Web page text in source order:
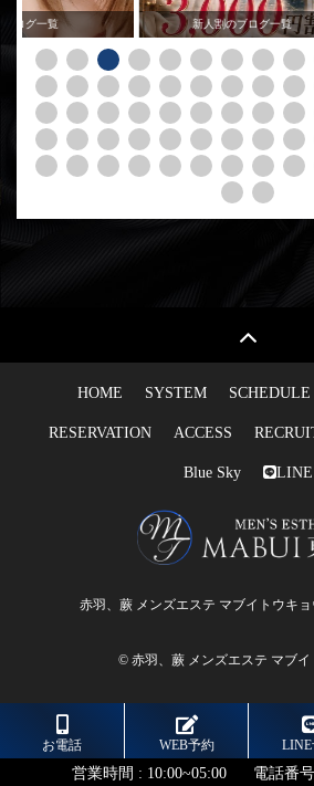
ログ一覧 新人割のブログ一覧
HOME SYSTEM SCHEDULE
RESERVATION ACCESS
Blue Sky LINE
赤羽、蕨 メンズエステ マブイトウキ
© 赤羽、蕨 メンズエステ マブイ
お電話 WEB予約
営業時間 : 10:00~05:00 電話番